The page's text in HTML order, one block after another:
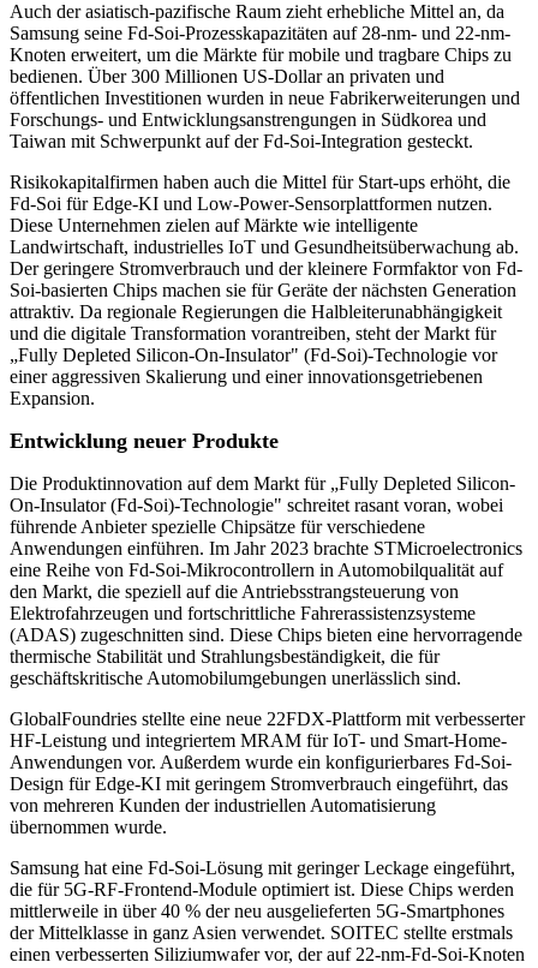
Auch der asiatisch-pazifische Raum zieht erhebliche Mittel an, da
Samsung seine Fd-Soi-Prozesskapazitäten auf 28-nm- und 22-nm-
Knoten erweitert, um die Märkte für mobile und tragbare Chips zu
bedienen. Über 300 Millionen US-Dollar an privaten und
öffentlichen Investitionen wurden in neue Fabrikerweiterungen und
Forschungs- und Entwicklungsanstrengungen in Südkorea und
Taiwan mit Schwerpunkt auf der Fd-Soi-Integration gesteckt.
Risikokapitalfirmen haben auch die Mittel für Start-ups erhöht, die
Fd-Soi für Edge-KI und Low-Power-Sensorplattformen nutzen.
Diese Unternehmen zielen auf Märkte wie intelligente
Landwirtschaft, industrielles IoT und Gesundheitsüberwachung ab.
Der geringere Stromverbrauch und der kleinere Formfaktor von Fd-
Soi-basierten Chips machen sie für Geräte der nächsten Generation
attraktiv. Da regionale Regierungen die Halbleiterunabhängigkeit
und die digitale Transformation vorantreiben, steht der Markt für
„Fully Depleted Silicon-On-Insulator" (Fd-Soi)-Technologie vor
einer aggressiven Skalierung und einer innovationsgetriebenen
Expansion.
Entwicklung neuer Produkte
Die Produktinnovation auf dem Markt für „Fully Depleted Silicon-
On-Insulator (Fd-Soi)-Technologie" schreitet rasant voran, wobei
führende Anbieter spezielle Chipsätze für verschiedene
Anwendungen einführen. Im Jahr 2023 brachte STMicroelectronics
eine Reihe von Fd-Soi-Mikrocontrollern in Automobilqualität auf
den Markt, die speziell auf die Antriebsstrangsteuerung von
Elektrofahrzeugen und fortschrittliche Fahrerassistenzsysteme
(ADAS) zugeschnitten sind. Diese Chips bieten eine hervorragende
thermische Stabilität und Strahlungsbeständigkeit, die für
geschäftskritische Automobilumgebungen unerlässlich sind.
GlobalFoundries stellte eine neue 22FDX-Plattform mit verbesserter
HF-Leistung und integriertem MRAM für IoT- und Smart-Home-
Anwendungen vor. Außerdem wurde ein konfigurierbares Fd-Soi-
Design für Edge-KI mit geringem Stromverbrauch eingeführt, das
von mehreren Kunden der industriellen Automatisierung
übernommen wurde.
Samsung hat eine Fd-Soi-Lösung mit geringer Leckage eingeführt,
die für 5G-RF-Frontend-Module optimiert ist. Diese Chips werden
mittlerweile in über 40 % der neu ausgelieferten 5G-Smartphones
der Mittelklasse in ganz Asien verwendet. SOITEC stellte erstmals
einen verbesserten Siliziumwafer vor, der auf 22-nm-Fd-Soi-Knoten